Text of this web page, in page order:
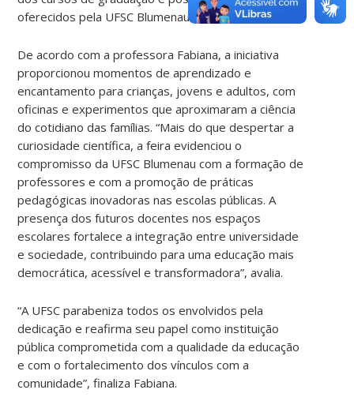
oferecidos pela UFSC Blumenau.
De acordo com a professora Fabiana, a iniciativa
proporcionou momentos de aprendizado e
encantamento para crianças, jovens e adultos, com
oficinas e experimentos que aproximaram a ciência
do cotidiano das famílias. “Mais do que despertar a
curiosidade científica, a feira evidenciou o
compromisso da UFSC Blumenau com a formação de
professores e com a promoção de práticas
pedagógicas inovadoras nas escolas públicas. A
presença dos futuros docentes nos espaços
escolares fortalece a integração entre universidade
e sociedade, contribuindo para uma educação mais
democrática, acessível e transformadora”, avalia.
“A UFSC parabeniza todos os envolvidos pela
dedicação e reafirma seu papel como instituição
pública comprometida com a qualidade da educação
e com o fortalecimento dos vínculos com a
comunidade”, finaliza Fabiana.